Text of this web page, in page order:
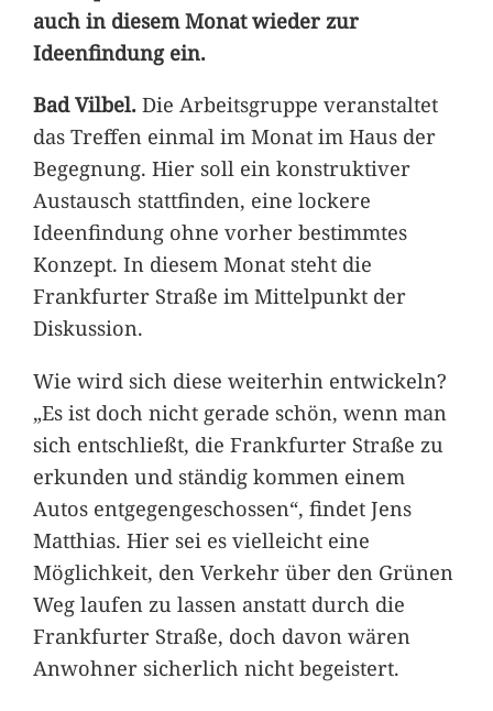
auch in diesem Monat wieder zur
Ideenfindung ein.
Bad Vilbel.Die Arbeitsgruppe veranstaltet
das Treffen einmal im Monat im Haus der
Begegnung. Hier soll ein konstruktiver
Austausch stattfinden, eine lockere
Ideenfindung ohne vorher bestimmtes
Konzept. In diesem Monat steht die
Frankfurter Straße im Mittelpunkt der
Diskussion.
Wie wird sich diese weiterhin entwickeln?
„Es ist doch nicht gerade schön, wenn man
sich entschließt, die Frankfurter Straße zu
erkunden und ständig kommen einem
Autos entgegengeschossen“, findet Jens
Matthias. Hier sei es vielleicht eine
Möglichkeit, den Verkehr über den Grünen
Weg laufen zu lassen anstatt durch die
Frankfurter Straße, doch davon wären
Anwohner sicherlich nicht begeistert.